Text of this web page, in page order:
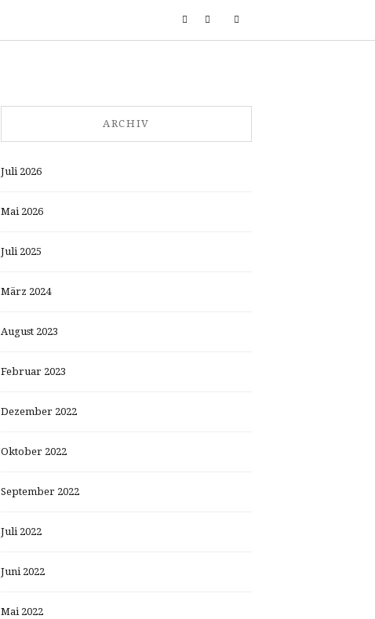
ARCHIV
Juli 2026
Mai 2026
Juli 2025
März 2024
August 2023
Februar 2023
Dezember 2022
Oktober 2022
September 2022
Juli 2022
Juni 2022
Mai 2022